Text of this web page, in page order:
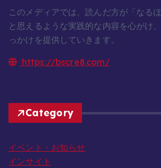
このメディアでは、読んだ方が「なる
と思えるような実践的な内容を心がけ
っかけを提供していきます。
https://bscre8.com/
Category
イベント・お知らせ
インサイト